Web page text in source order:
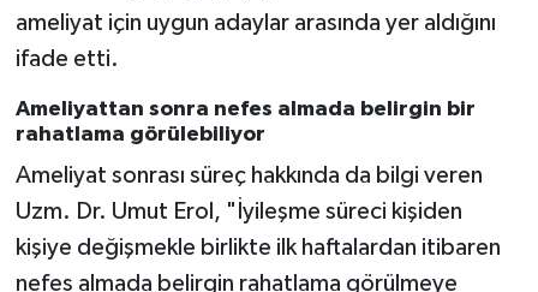
ameliyat için uygun adaylar arasında yer aldığını
ifade etti.
Ameliyattan sonra nefes almada belirgin bir
rahatlama görülebiliyor
Ameliyat sonrası süreç hakkında da bilgi veren
Uzm. Dr. Umut Erol, "İyileşme süreci kişiden
kişiye değişmekle birlikte ilk haftalardan itibaren
nefes almada belirgin rahatlama görülmeye